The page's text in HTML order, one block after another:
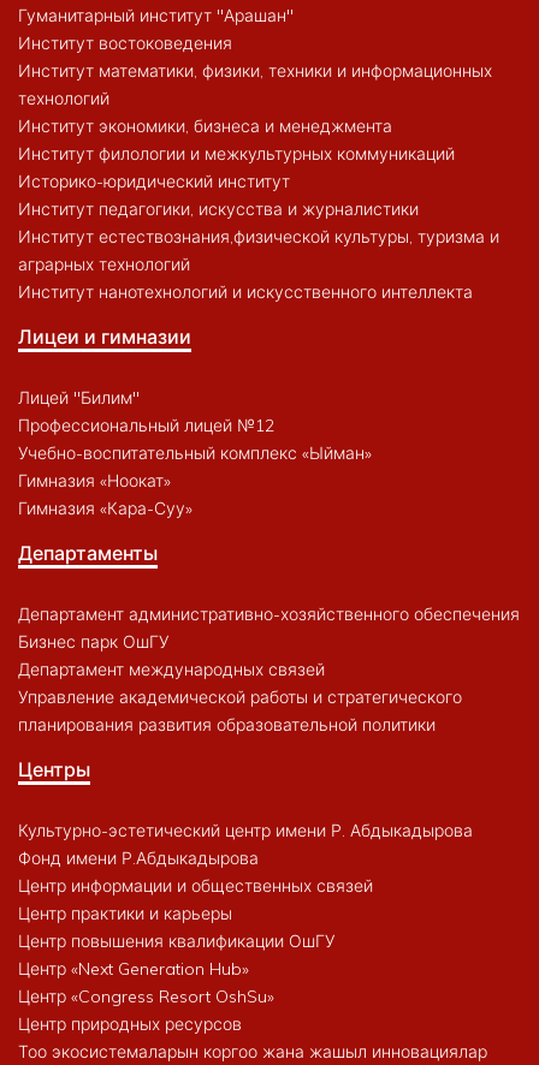
Гуманитарный институт "Арашан"
Институт востоковедения
Институт математики, физики, техники и информационных
технологий
Институт экономики, бизнеса и менеджмента
Институт филологии и межкультурных коммуникаций
Историко-юридический институт
Институт педагогики, искусства и журналистики
Институт естествознания,физической культуры, туризма и
аграрных технологий
Институт нанотехнологий и искусственного интеллекта
Лицеи и гимназии
Лицей "Билим"
Профессиональный лицей №12
Учебно-воспитательный комплекс «Ыйман»
Гимназия «Ноокат»
Гимназия «Кара-Суу»
Департаменты
Департамент административно-хозяйственного обеспечения
Бизнес парк ОшГУ
Департамент международных связей
Управление академической работы и стратегического
планирования развития образовательной политики
Центры
Культурно-эстетический центр имени Р. Абдыкадырова
Фонд имени Р.Абдыкадырова
Центр информации и общественных связей
Центр практики и карьеры
Центр повышения квалификации ОшГУ
Центр «Next Generation Hub»
Центр «Congress Resort OshSu»
Центр природных ресурсов
Тоо экосистемаларын коргоо жана жашыл инновациялар